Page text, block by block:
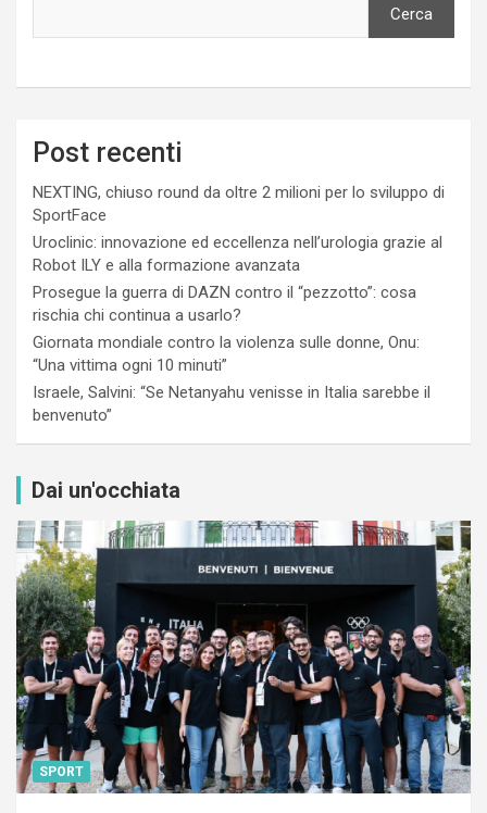
Cerca
Post recenti
NEXTING, chiuso round da oltre 2 milioni per lo sviluppo di
SportFace
Uroclinic: innovazione ed eccellenza nell’urologia grazie al
Robot ILY e alla formazione avanzata
Prosegue la guerra di DAZN contro il “pezzotto”: cosa
rischia chi continua a usarlo?
Giornata mondiale contro la violenza sulle donne, Onu:
“Una vittima ogni 10 minuti”
Israele, Salvini: “Se Netanyahu venisse in Italia sarebbe il
benvenuto”
Dai un'occhiata
SPORT